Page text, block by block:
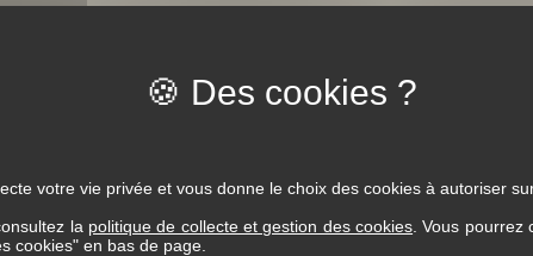
Belharra - Ligne URBAN
et de 1cm de mousse à
votre vie privée et vous donne le choix des cookies à autoriser
la politique de collecte et gestion des cookies . Vous
cookies" en bas de page.